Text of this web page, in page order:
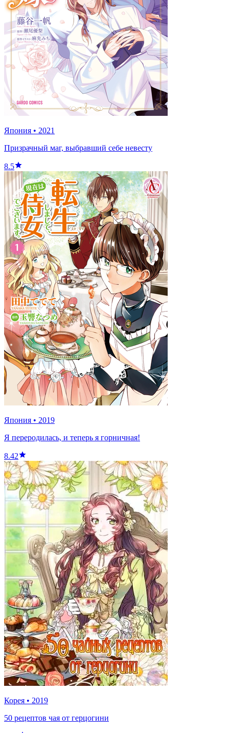
Япония • 2021
Призрачный маг, выбравший себе невесту
8.5
Япония • 2019
Я переродилась, и теперь я горничная!
8.42
Корея • 2019
50 рецептов чая от герцогини